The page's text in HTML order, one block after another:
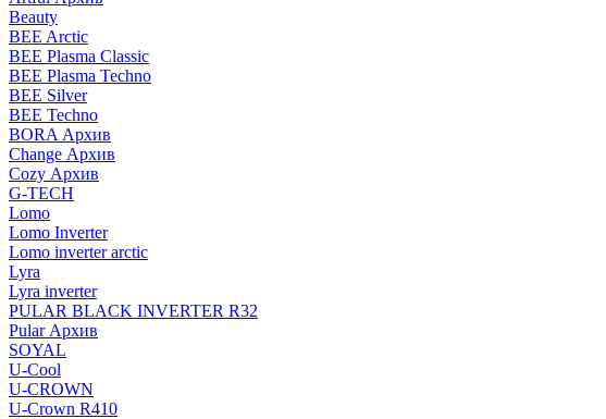
Beauty
BEE Arctic
BEE Plasma Classic
BEE Plasma Techno
BEE Silver
BEE Techno
BORA Архив
Change Архив
Cozy Архив
G-TECH
Lomo
Lomo Inverter
Lomo inverter arctic
Lyra
Lyra inverter
PULAR BLACK INVERTER R32
Pular Архив
SOYAL
U-Cool
U-CROWN
U-Crown R410